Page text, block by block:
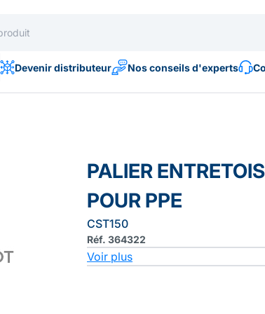
Devenir distributeur Nos conseils d'experts
PALIER
POUR PPE
CST150
Réf. 364322
Voir plus